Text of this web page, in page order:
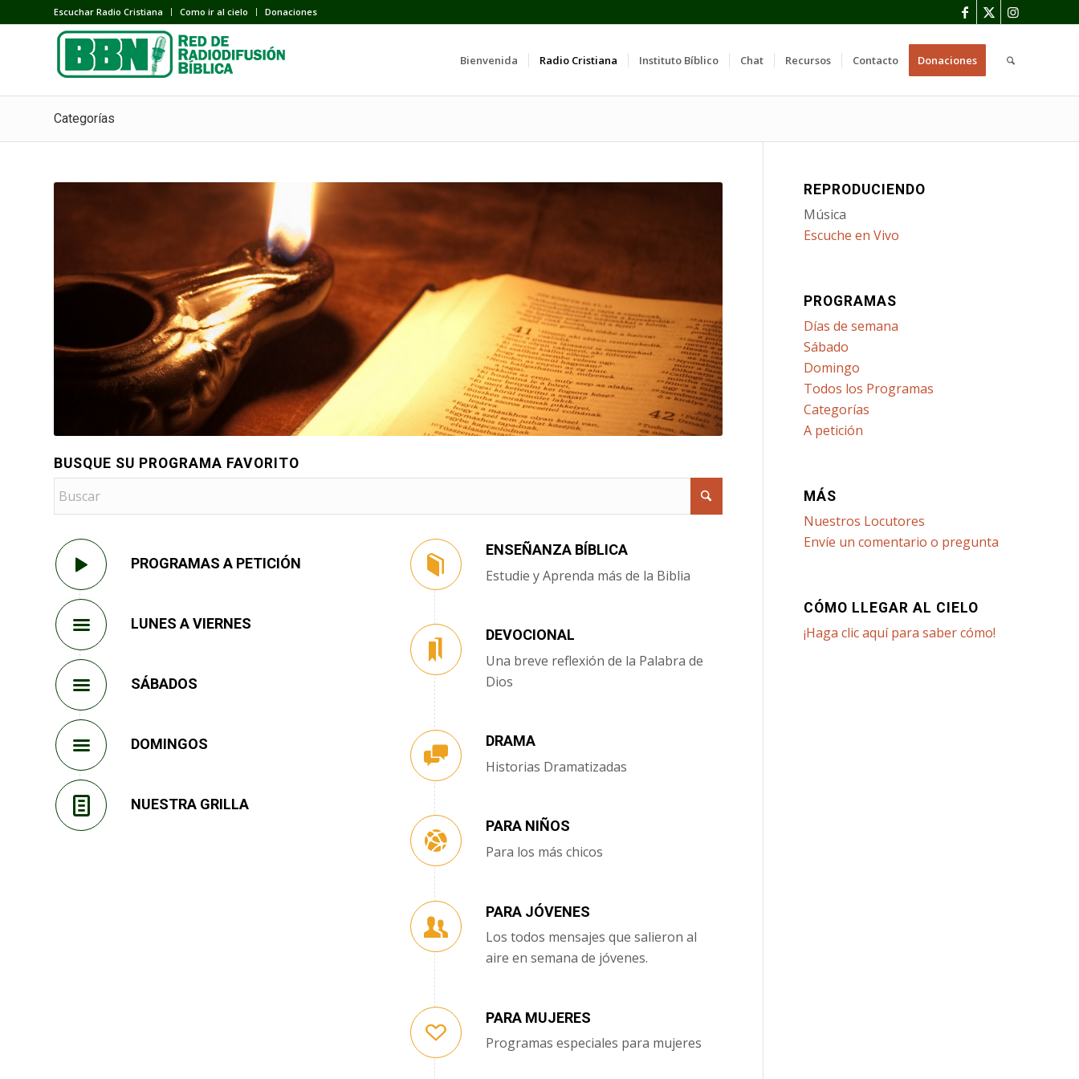
Escuchar Radio Cristiana Como ir al cielo Donaciones
Bienvenida Radio Cristiana Instituto Bíblico Chat Recursos Contacto Donaciones
Categorías
BUSQUE SU PROGRAMA FAVORITO
PROGRAMAS A PETICIÓN
LUNES A VIERNES
SÁBADOS
DOMINGOS
NUESTRA GRILLA
ENSEÑANZA BÍBLICA
Estudie y Aprenda más de la Biblia
DEVOCIONAL
Una breve reflexión de la Palabra de
Dios
DRAMA
Historias Dramatizadas
PARA NIÑOS
Para los más chicos
PARA JÓVENES
Los todos mensajes que salieron al
aire en semana de jóvenes.
PARA MUJERES
Programas especiales para mujeres
REPRODUCIENDO
Música
Escuche en Vivo
PROGRAMAS
Días de semana
Sábado
Domingo
Todos los Programas
Categorías
A petición
MÁS
Nuestros Locutores
Envíe un comentario o pregunta
CÓMO LLEGAR AL CIELO
¡Haga clic aquí para saber cómo!